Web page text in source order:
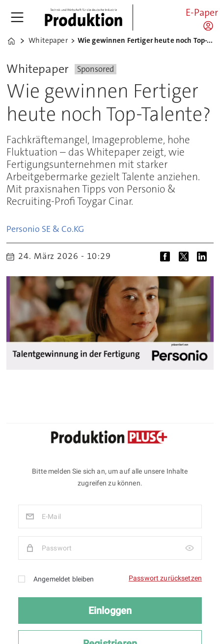
E-Paper
Home
Whitepaper Wie gewinnen Fertiger heute noch Top-Talente?
Whitepaper Sponsored
Wie gewinnen Fertiger
heute noch Top-Talente?
Fachkräftemangel, Imageprobleme, hohe
Fluktuation – das Whitepaper zeigt, wie
Fertigungsunternehmen mit starker
Arbeitgebermarke gezielt Talente anziehen.
Mit praxisnahen Tipps von Personio &
Recruiting-Profi Toygar Cinar.
Personio SE & Co.KG
24. März 2026 - 10:29